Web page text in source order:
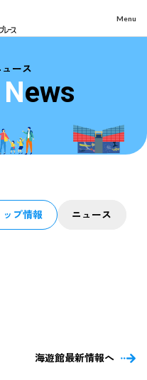
Menu
ース
News
ップ情報 ニュース
海遊館最新情報へ